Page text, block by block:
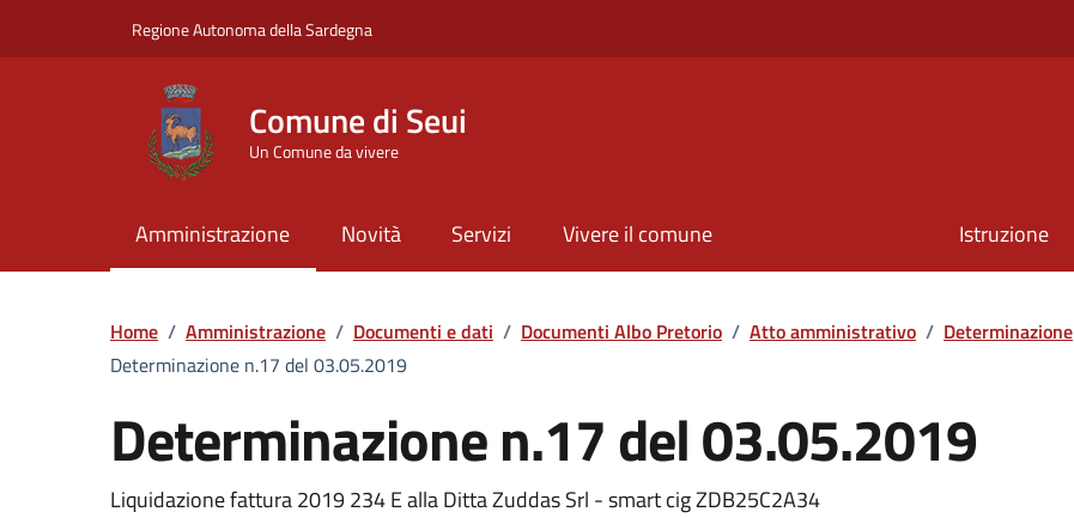
Regione Autonoma della Sardegna
Comune di Seui
Un Comune da vivere
Amministrazione Novità Servizi Vivere il comune Istruzione
Home / Amministrazione / Documenti e dati / Documenti Albo Pretorio / Atto amministrativo / Determinazione
Determinazione n.17 del 03.05.2019
Determinazione n.17 del 03.05.2019
Dettaglio del documento
Liquidazione fattura 2019 234 E alla Ditta Zuddas Srl - smart cig ZDB25C2A34